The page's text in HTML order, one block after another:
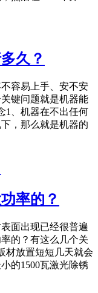
久？
容易上手、安不安
键问题就是机器能
1、机器在不出任何
，那么就是机器的
率的？
面出现已经很普遍
的？有这么几个关
材放置短短几天就会
的1500瓦激光除锈